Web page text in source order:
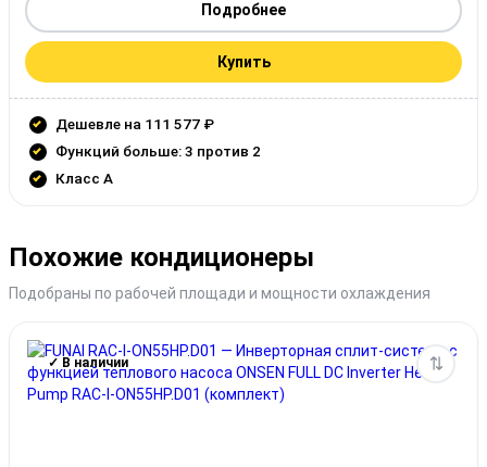
Подробнее
Купить
Дешевле на 111 577 ₽
Функций больше: 3 против 2
Класс A
Похожие кондиционеры
Подобраны по рабочей площади и мощности охлаждения
✓ В наличии